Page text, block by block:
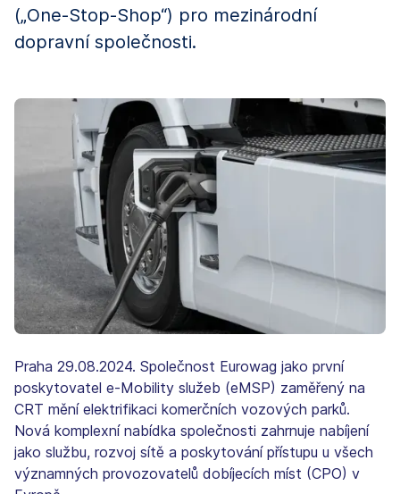
(„One-Stop-Shop“) pro mezinárodní
dopravní společnosti.
Praha 29.08.2024. Společnost Eurowag jako první
poskytovatel e-Mobility služeb (eMSP) zaměřený na
CRT mění elektrifikaci komerčních vozových parků.
Nová komplexní nabídka společnosti zahrnuje nabíjení
jako službu, rozvoj sítě a poskytování přístupu u všech
významných provozovatelů dobíjecích míst (CPO) v